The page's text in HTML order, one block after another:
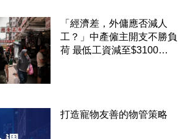
「經濟差，外傭應否減人
工？」中產僱主開支不勝負
荷 最低工資減至$3100蚊
打造寵物友善的物管策略